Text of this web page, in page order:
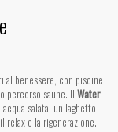
al benessere, con piscine
percorso saune. Il Water
salata, un laghetto
relax e la rigenerazione.